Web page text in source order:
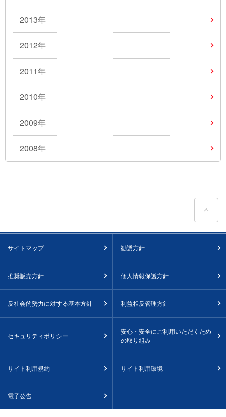
2013年
2012年
2011年
2010年
2009年
2008年
ペ
サイトマップ 勧誘方針
推奨販売方針 個人情報保護方針
反社会的勢力に対する基本方針 利益相反管理方針
セキュリティポリシー
安心・安全にご利用いただくため
の取り組み
サイト利用規約 サイト利用環境
電子公告